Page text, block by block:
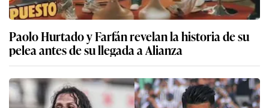
Paolo Hurtado y Farfán revelan la historia de su
pelea antes de su llegada a Alianza